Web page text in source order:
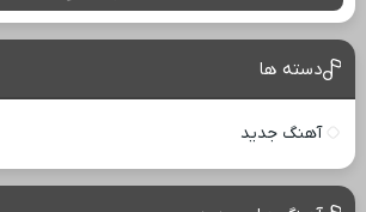
دسته ها
آهنگ جدید